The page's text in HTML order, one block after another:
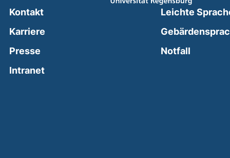
Kontakt
Karriere
Presse
Intranet(external link, opens in a new window)
Leichte
Notfall